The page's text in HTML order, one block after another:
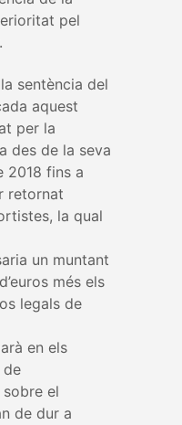
pel
sentència del
aquest
per la
des de la seva
2018 fins a
retornat
la qual
un muntant
més els
legals de
en els
de
el
de dur a